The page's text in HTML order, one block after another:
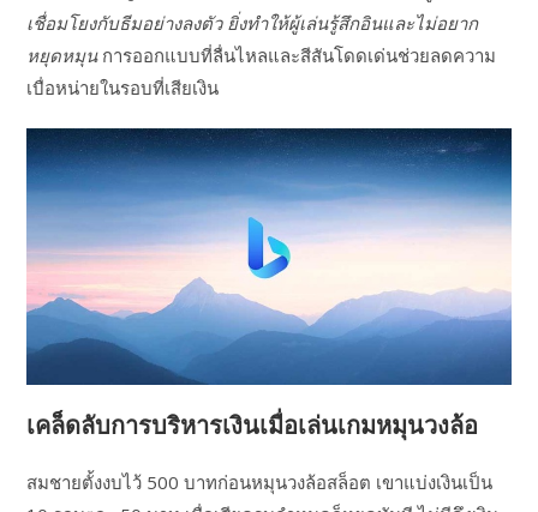
เชื่อมโยงกับธีมอย่างลงตัว ยิ่งทำให้ผู้เล่นรู้สึกอินและไม่อยาก
หยุดหมุนการออกแบบที่ลื่นไหลและสีสันโดดเด่นช่วยลดความ
เบื่อหน่ายในรอบที่เสียเงิน
เคล็ดลับการบริหารเงินเมื่อเล่นเกมหมุนวงล้อ
สมชายตั้งงบไว้ 500 บาทก่อนหมุนวงล้อสล็อต เขาแบ่งเงินเป็น